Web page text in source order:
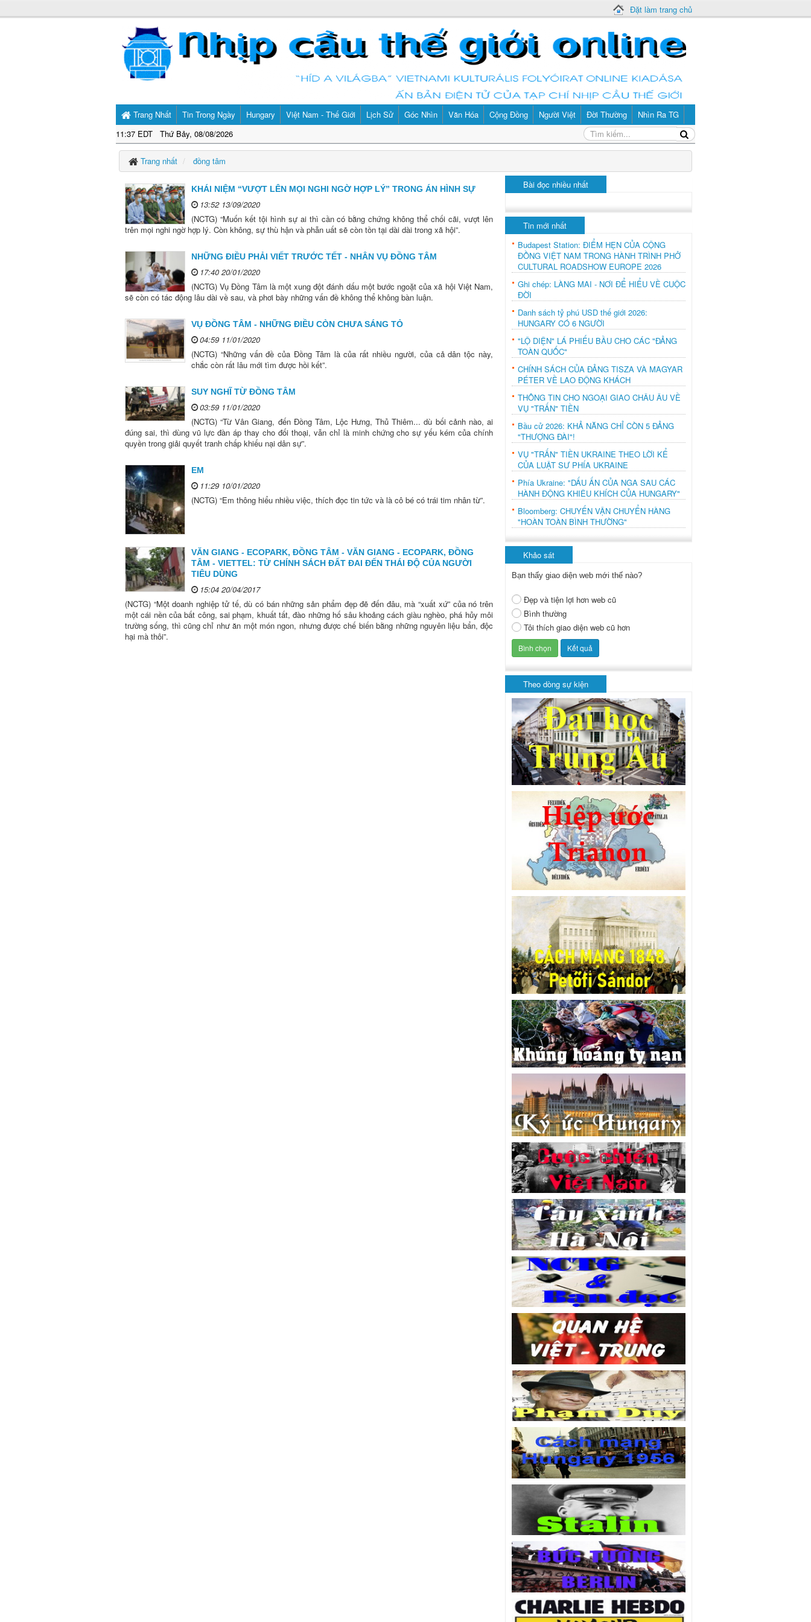
Đặt làm trang chủ
Trang Nhất
11:37 EDT Thứ Bảy, 08/08/2026
Tin Trong Ngày Hungary Việt Nam - Thế Giới Lịch Sử Góc Nhìn Văn Hóa Cộng Đồng Người Việt Đời Thường Nhìn Ra TG
Trang nhất đồng tâm
KHÁI NIỆM “VƯỢT LÊN MỌI NGHI NGỜ HỢP LÝ” TRONG ÁN HÌNH SỰ
13:52 13/09/2020
(NCTG) “Muốn kết tội hình sự ai thì cần có bằng chứng không thể chối cãi, vượt lên
trên mọi nghi ngờ hợp lý. Còn không, sự thù hận và phẫn uất sẽ còn tồn tại dài dài trong xã hội”.
NHỮNG ĐIỀU PHẢI VIẾT TRƯỚC TẾT - NHÂN VỤ ĐỒNG TÂM
17:40 20/01/2020
(NCTG) Vụ Đồng Tâm là một xung đột đánh dấu một bước ngoặt của xã hội Việt Nam,
sẽ còn có tác động lâu dài về sau, và phơi bày những vấn đề không thể không bàn luận.
VỤ ĐỒNG TÂM - NHỮNG ĐIỀU CÒN CHƯA SÁNG TỎ
04:59 11/01/2020
(NCTG) “Những vấn đề của Đồng Tâm là của rất nhiều người, của cả dân tộc này,
chắc còn rất lâu mới tìm được hồi kết”.
SUY NGHĨ TỪ ĐỒNG TÂM
03:59 11/01/2020
(NCTG) “Từ Vân Giang, đến Đồng Tâm, Lộc Hưng, Thủ Thiêm... dù bối cảnh nào, ai
đúng sai, thì dùng vũ lực đàn áp thay cho đối thoại, vẫn chỉ là minh chứng cho sự yếu kém của chính
quyền trong giải quyết tranh chấp khiếu nại dân sự”.
EM
11:29 10/01/2020
(NCTG) “Em thông hiểu nhiều việc, thích đọc tin tức và là cô bé có trái tim nhân từ”.
VĂN GIANG - ECOPARK, ĐỒNG TÂM - VĂN GIANG - ECOPARK, ĐỒNG
TÂM - VIETTEL: TỪ CHÍNH SÁCH ĐẤT ĐAI ĐẾN THÁI ĐỘ CỦA NGƯỜI
TIÊU DÙNG
15:04 20/04/2017
(NCTG) “Một doanh nghiệp tử tế, dù có bán những sản phẩm đẹp đẽ đến đâu, mà “xuất xứ” của nó trên
một cái nền của bất công, sai phạm, khuất tất, đào những hố sâu khoảng cách giàu nghèo, phá hủy môi
trường sống, thì cũng chỉ như ăn một món ngon, nhưng được chế biến bằng những nguyên liệu bẩn, độc
hại mà thôi”.
Bài đọc nhiều nhất
Tin mới nhất
Budapest Station: ĐIỂM HẸN CỦA CỘNG
ĐỒNG VIỆT NAM TRONG HÀNH TRÌNH PHỞ
CULTURAL ROADSHOW EUROPE 2026
Ghi chép: LÀNG MAI - NƠI ĐỂ HIỂU VỀ CUỘC
ĐỜI
Danh sách tỷ phú USD thế giới 2026:
HUNGARY CÓ 6 NGƯỜI
"LỘ DIỆN" LÁ PHIẾU BẦU CHO CÁC "ĐẢNG
TOÀN QUỐC"
CHÍNH SÁCH CỦA ĐẢNG TISZA VÀ MAGYAR
PÉTER VỀ LAO ĐỘNG KHÁCH
THÔNG TIN CHO NGOẠI GIAO CHÂU ÂU VỀ
VỤ "TRẤN" TIỀN
Bầu cử 2026: KHẢ NĂNG CHỈ CÒN 5 ĐẢNG
"THƯỢNG ĐÀI"!
VỤ "TRẤN" TIỀN UKRAINE THEO LỜI KỂ
CỦA LUẬT SƯ PHÍA UKRAINE
Phía Ukraine: "DẤU ẤN CỦA NGA SAU CÁC
HÀNH ĐỘNG KHIÊU KHÍCH CỦA HUNGARY"
Bloomberg: CHUYẾN VẬN CHUYỂN HÀNG
"HOÀN TOÀN BÌNH THƯỜNG"
Khảo sát
Bạn thấy giao diện web mới thế nào?
Đẹp và tiện lợi hơn web cũ
Bình thường
Tôi thích giao diện web cũ hơn
Theo dòng sự kiện